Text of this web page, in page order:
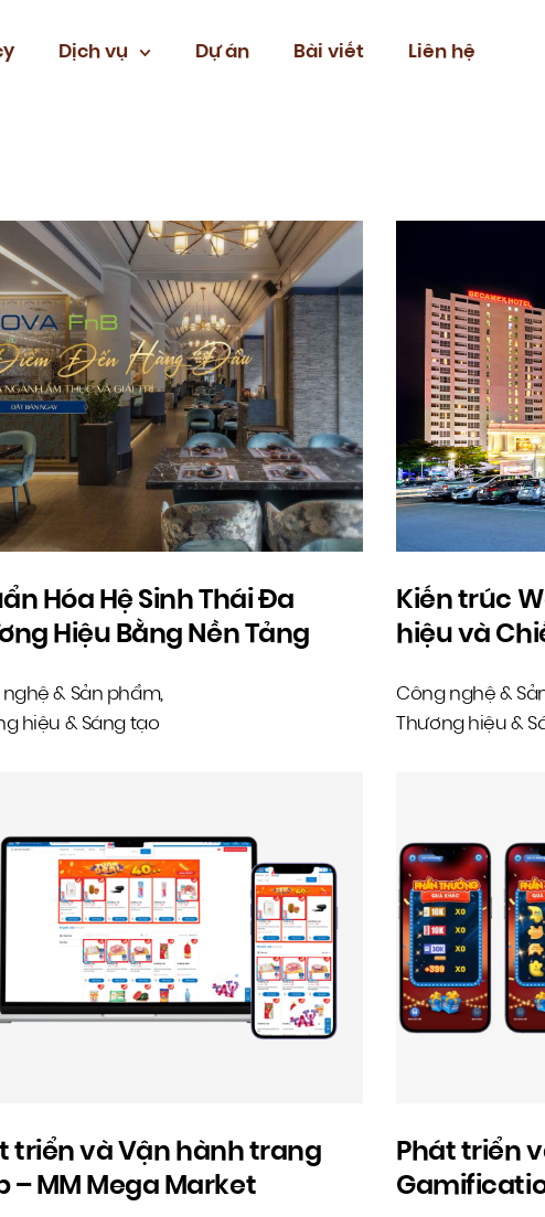
Dịch vụ Dự án Bài viết Liên hệ
Hóa Hệ Sinh Thái Đa
Hiệu Bằng Nền Tảng
Thị Dựa Trên Dữ Liệu – Nova
& Sản phẩm,
hiệu & Sáng tạo
Kiến trúc
hiệu và
Công nghệ &
Thương hiệu &
triển và Vận hành trang
– MM Mega Market
Phát triển